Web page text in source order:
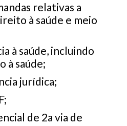
relativas a
à saúde e meio
à saúde, incluindo
à saúde;
jurídica;
de 2a via de